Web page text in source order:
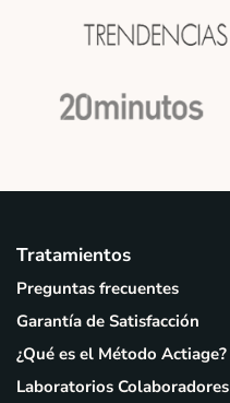
Tratamientos
Preguntas frecuentes
Garantía de Satisfacción
¿Qué es el Método Actiage?
Laboratorios Colaboradores